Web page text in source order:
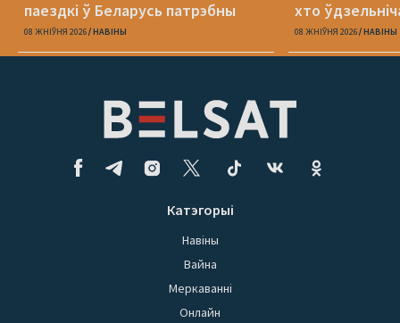
паездкі ў Беларусь патрэбны
беларускі пашпарт
08 ЖНІЎНЯ 2026 НАВІНЫ
хто
08 ЖНІЎНЯ 2026 НАВІНЫ
Катэгорыі
Навіны
Вайна
Меркаванні
Онлайн